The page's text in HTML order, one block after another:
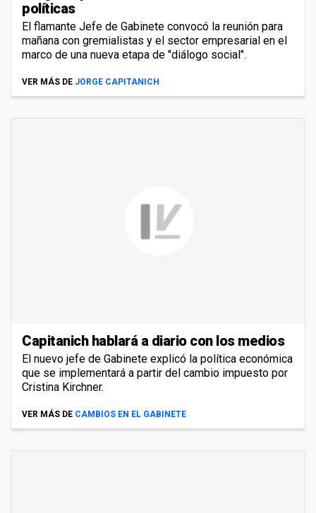
políticas
El flamante Jefe de Gabinete convocó la reunión para
mañana con gremialistas y el sector empresarial en el
marco de una nueva etapa de "diálogo social".
VER MÁS DE JORGE CAPITANICH
Capitanich hablará a diario con los medios
El nuevo jefe de Gabinete explicó la política económica
que se implementará a partir del cambio impuesto por
Cristina Kirchner.
VER MÁS DE CAMBIOS EN EL GABINETE